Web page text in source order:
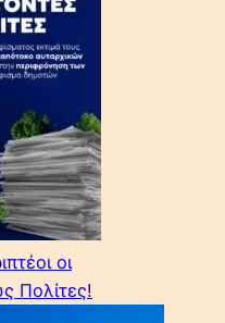
οι
Πολίτες!